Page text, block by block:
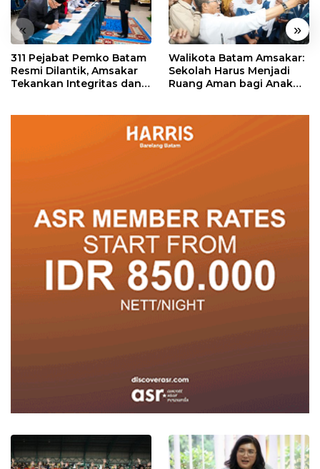
« »
311 Pejabat Pemko Batam
Resmi Dilantik, Amsakar
Tekankan Integritas dan
Walikota Batam Amsakar:
Sekolah Harus Menjadi
Ruang Aman bagi Anak